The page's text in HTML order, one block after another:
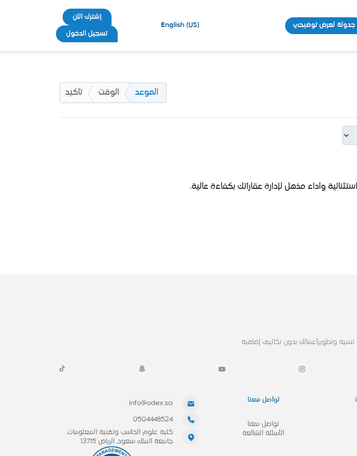
جدولة لعرض توضيحي English (US)
إشترك الأن
تسجيل الدخول
الموعد الوقت تأكيد
وأداء مذهل لإدارة عقاراتك بكفاءة عالية.
وتطويرأعمالك بدون تكاليف إضافية
تواصل معنا
تواصل معنا
الأسئلة الشائعة
info@odex.sa
0504448524
كلية علوم الحاسب وتقنية المعلومات،
جامعة الملك سعود، الرياض 13715